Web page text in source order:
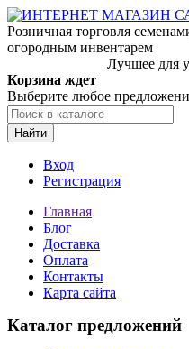
Розничная торговля
огородным инвентарем
Лучшее для
Корзина ждет
Выберите любое
Найти
Вход
Регистрация
Главная
Блог
Доставка
Оплата
Контакты
Карта сайта
Каталог предложений